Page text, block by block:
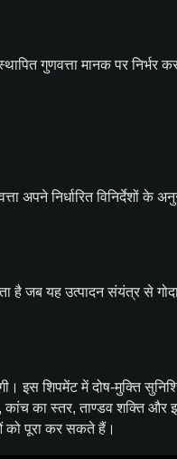
गुणवत्ता मानक पर
अपने निर्धारित विनिर्देशों के
है जब यह उत्पादन संयंत्र से
इस शिपमेंट में दोष-मुक्ति
का स्तर, ताण्डव शक्ति और
को पूरा कर सकते हैं।